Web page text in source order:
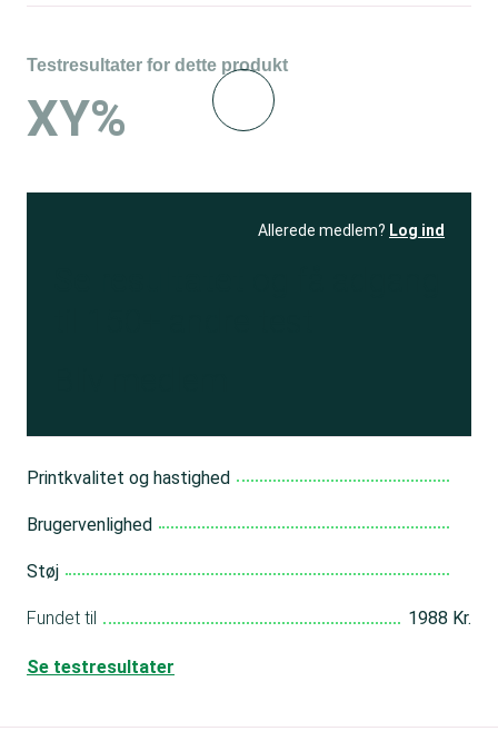
Testresultater for dette produkt
XY%
Allerede medlem? Log ind
Printkvalitet og hastighed
Brugervenlighed
Støj
Fundet til 1988 Kr.
Se testresultater